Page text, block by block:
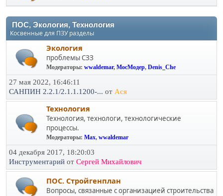
ПОС, Экология, Технология
Косвенные для ПЗУ разделы
Экология
проблемы СЗЗ
Модераторы: wwaldemar, МосМодер, Denis_Che
27 мая 2022, 16:46:11
САНПИН 2.2.1/2.1.1.1200-... от Ася
Технология
Технология, технологи, технологические
процессы.
Модераторы: Max, wwaldemar
04 декабря 2017, 18:20:03
Инструментарий от Сергей Михайлович
ПОС. Стройгенплан
Вопросы, связанные с организацией строительства